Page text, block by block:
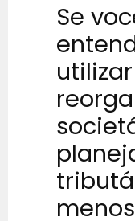
Se